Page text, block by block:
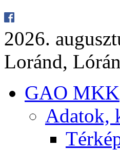
2026.
Lo­ránd,
GAO MKK
Ada­tok,